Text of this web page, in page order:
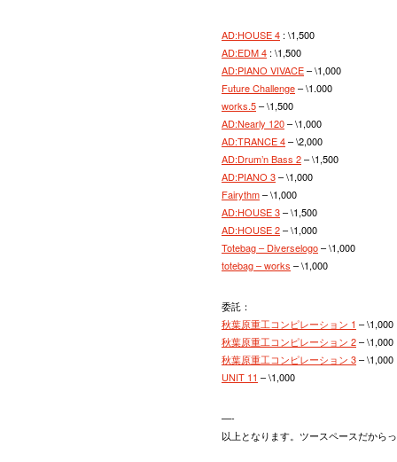
AD:HOUSE 4 : \1,500
AD:EDM 4 : \1,500
AD:PIANO VIVACE– \1,000
Future Challenge– \1.000
works.5– \1,500
AD:Nearly 120– \1,000
AD:TRANCE 4– \2,000
AD:Drum’n Bass 2– \1,500
AD:PIANO 3– \1,000
Fairythm– \1,000
AD:HOUSE 3– \1,500
AD:HOUSE 2– \1,000
Totebag – Diverselogo– \1,000
totebag – works – \1,000
委託：
秋葉原重工コンピレーション 1 – \1,000
秋葉原重工コンピレーション 2– \1,000
秋葉原重工コンピレーション 3– \1,000
UNIT 11 – \1,000
—-
以上となります。ツースペースだから